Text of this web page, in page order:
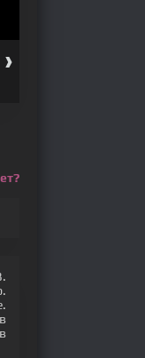
126 серия
›